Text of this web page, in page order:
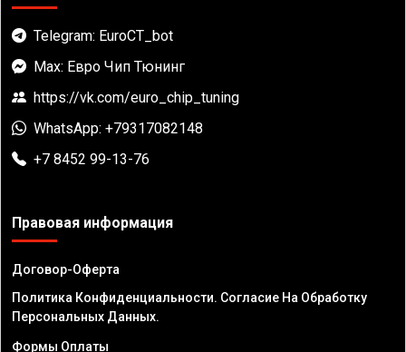
Telegram: EuroCT_bot
Max: Евро Чип Тюнинг
https://vk.com/euro_chip_tuning
WhatsApp: +79317082148
+7 8452 99-13-76
Правовая информация
Договор-Оферта
Политика Конфиденциальности. Согласие На Обработку
Персональных Данных.
Формы Оплаты